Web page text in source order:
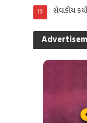
સેવાકીય કર્યો
19